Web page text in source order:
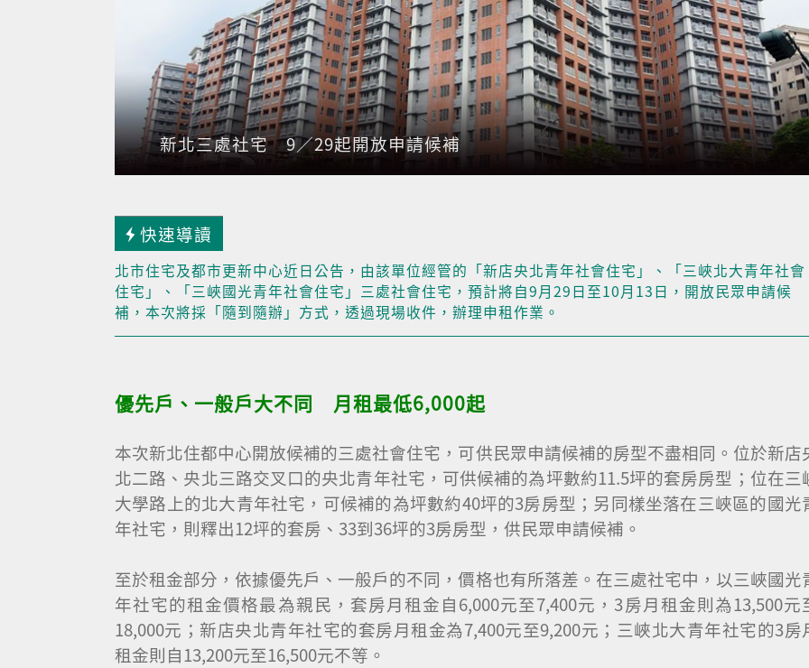
新北三處社宅 9／29起開放申請候補
快速導讀
北市住宅及都市更新中心近日公告，由該單位經管的「新店央北青年社會住宅」、「三峽北大青年社會
住宅」、「三峽國光青年社會住宅」三處社會住宅，預計將自9月29日至10月13日，開放民眾申請候
補，本次將採「隨到隨辦」方式，透過現場收件，辦理申租作業。
優先戶、一般戶大不同 月租最低6,000起
本次新北住都中心開放候補的三處社會住宅，可供民眾申請候補的房型不盡相同。位於新店
北二路、央北三路交叉口的央北青年社宅，可供候補的為坪數約11.5坪的套房房型；位在三
大學路上的北大青年社宅，可候補的為坪數約40坪的3房房型；另同樣坐落在三峽區的國光
年社宅，則釋出12坪的套房、33到36坪的3房房型，供民眾申請候補。
至於租金部分，依據優先戶、一般戶的不同，價格也有所落差。在三處社宅中，以三峽國光
年社宅的租金價格最為親民，套房月租金自6,000元至7,400元，3房月租金則為13,500元
18,000元；新店央北青年社宅的套房月租金為7,400元至9,200元；三峽北大青年社宅的3房
租金則自13,200元至16,500元不等。